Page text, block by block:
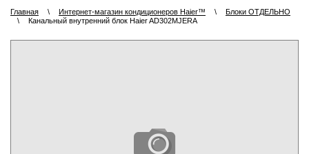
Главная \ Интернет-магазин кондиционеров Haier™ \
Блоки ОТДЕЛЬНО
\
Канальный внутренний блок Haier AD302MJERA